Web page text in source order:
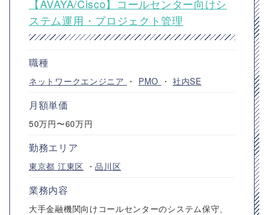
【AVAYA/Cisco】コールセンター向けシ
ステム運用・プロジェクト管理
職種
ネットワークエンジニア ・ PMO ・社内SE
月額単価
50万円〜60万円
勤務エリア
東京都 江東区 ・品川区
業務内容
大手金融機関向けコールセンターのシステム保守、